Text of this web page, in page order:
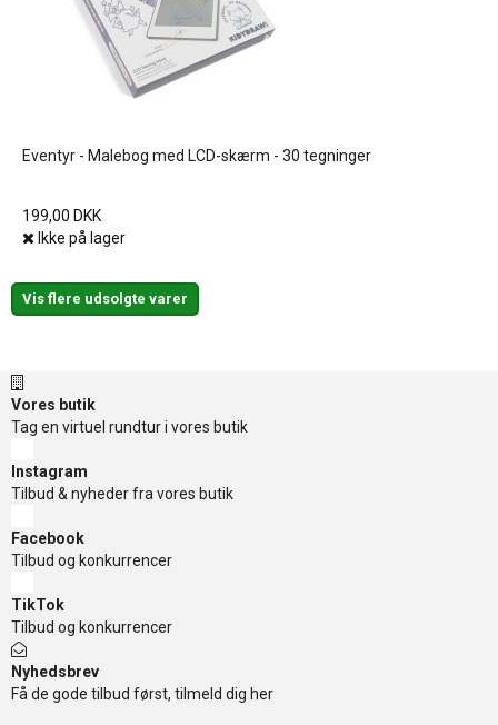
Eventyr - Malebog med LCD-skærm - 30 tegninger
199,00 DKK
Ikke på lager
Vis flere udsolgte varer
Vores butik
Tag en virtuel rundtur i vores butik
Instagram
Tilbud & nyheder fra vores butik
Facebook
Tilbud og konkurrencer
TikTok
Tilbud og konkurrencer
Nyhedsbrev
Få de gode tilbud først, tilmeld dig her